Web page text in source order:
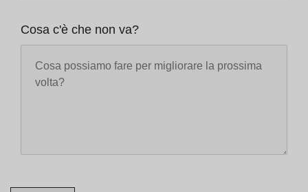
Cosa c'è che non va?